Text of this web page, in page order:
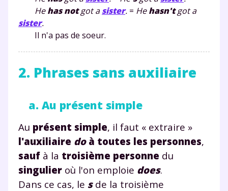
Hehas notgot asister. = Hehasn'tgot a
sister.
Il n'a pas de soeur.
2. Phrases sans auxiliaire
a. Au présent simple
Au présent simple, il faut « extraire »
l'auxiliaire do à toutes les personnes,
sauf à la troisième personne du
singulier où l'on emploie does.
Dans ce cas, le sde la troisième